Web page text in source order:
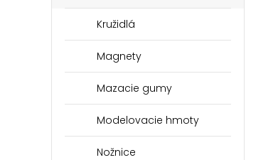
Kružidlá
Magnety
Mazacie gumy
Modelovacie hmoty
Nožnice